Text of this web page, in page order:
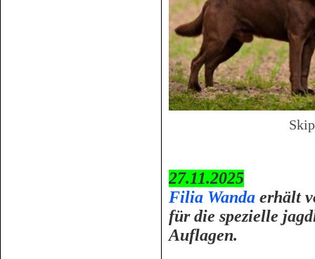
27.11.2025
Filia Wanda erhält
für die spezielle
Auflagen.